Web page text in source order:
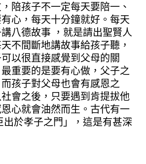
陪孩子不一定每天要陪一、
心，每天十分鐘就好。每天
八德故事 ，就是請出聖賢人
不間斷地講故事給孩子聽，
以很直接感覺到父母的關
重要的是要有心做，父子之
孩子對父母也會有感恩之
會之後，只要遇到肯提拔他
心就會油然而生。古代有一
出於孝子之門」，這是有甚深